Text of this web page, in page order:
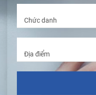
Chức danh
Địa điểm